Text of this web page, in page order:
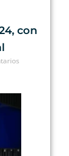
con